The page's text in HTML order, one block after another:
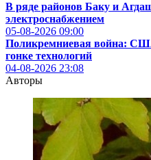
В ряде районов Баку и
электроснабжением
05-08-2026 09:00
Поликремниевая война:
гонке технологий
04-08-2026 23:08
Авторы